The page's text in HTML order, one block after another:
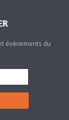
évènements du